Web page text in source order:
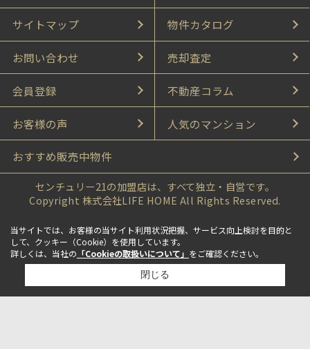
サイトマップ 物件カタログ
お問い合わせ 売却査定
会員登録 不動産コラム
お客様の声 人気のマンション
おすすめ販売中物件
センチュリー21の加盟店は、すべて独立・自営です。
Copyright 株式会社LIFE HOME All Rights Reserved.
当サイトでは、お客様の当サイト利用状況把握、サービス向上検討を目的と
して、クッキー（Cookie）を使用しています。
詳しくは、当社の 「Cookieの取扱いについて」 をご確認ください。
閉じる